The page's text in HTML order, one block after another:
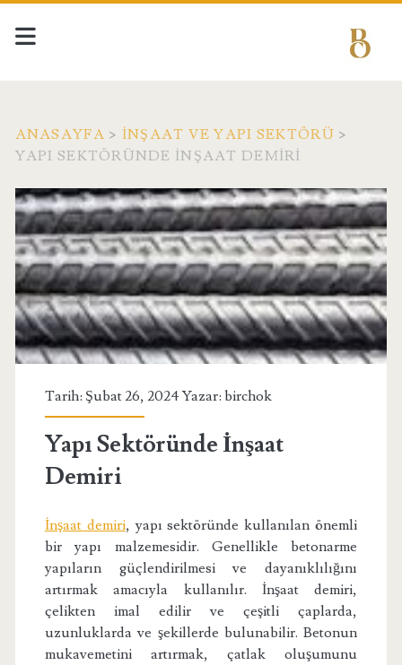
ANASAYFA > İNŞAAT VE YAPI SEKTÖRÜ >
YAPI SEKTÖRÜNDE İNŞAAT DEMIRI
Tarih: Şubat 26, 2024 Yazar: birchok
Yapı Sektöründe İnşaat
Demiri
İnşaat demiri, yapı sektöründe kullanılan önemli
bir yapı malzemesidir. Genellikle betonarme
yapıların güçlendirilmesi ve dayanıklılığını
artırmak amacıyla kullanılır. İnşaat demiri,
çelikten imal edilir ve çeşitli çaplarda,
uzunluklarda ve şekillerde bulunabilir. Betonun
mukavemetini artırmak, çatlak oluşumunu